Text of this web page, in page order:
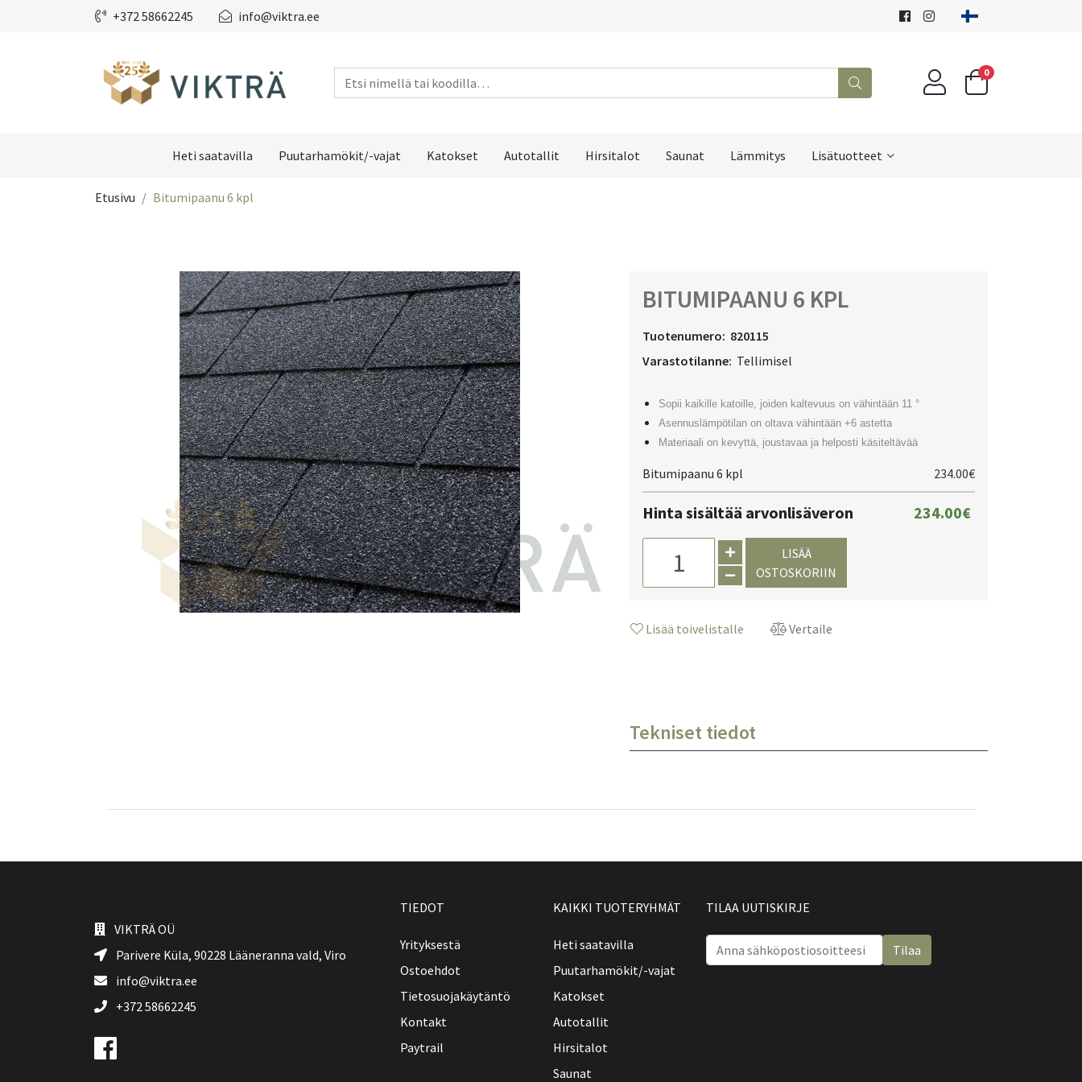
+372 58662245 info@viktra.ee
0
Heti saatavilla Puutarhamökit/-vajat Katokset Autotallit Hirsitalot Saunat Lämmitys Lisätuotteet
Etusivu Bitumipaanu 6 kpl
BITUMIPAANU 6 KPL
Tuotenumero: 820115
Varastotilanne: Tellimisel
Sopii kaikille katoille, joiden kaltevuus on vähintään 11 °
Asennuslämpötilan on oltava vähintään +6 astetta
Materiaali on kevyttä, joustavaa ja helposti käsiteltävää
Bitumipaanu 6 kpl 234.00€
Hinta sisältää arvonlisäveron 234.00€
LISÄÄ
OSTOSKORIIN
Lisää toivelistalle Vertaile
Tekniset tiedot
VIKTRÄ OÜ
Parivere Küla, 90228 Lääneranna vald, Viro
info@viktra.ee
+372 58662245
TIEDOT
Yrityksestä
Ostoehdot
Tietosuojakäytäntö
Kontakt
Paytrail
KAIKKI TUOTERYHMÄT
Heti saatavilla
Puutarhamökit/-vajat
Katokset
Autotallit
Hirsitalot
Saunat
TILAA UUTISKIRJE
Tilaa